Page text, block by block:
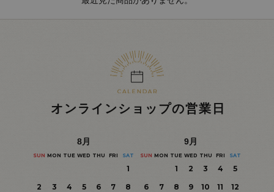
オンラインショップの営業日
8月
SUN MON TUE WED THU FRI SAT
1
2
3 4 5 6 7
8
9月
SUN MON TUE WED THU FRI SAT
1 2 3 4
5
6
7 8 9 10 11
12